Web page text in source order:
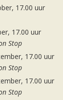
17.00 uur
17.00 uur
Stop
17.00 uur
Stop
17.00 uur
Stop